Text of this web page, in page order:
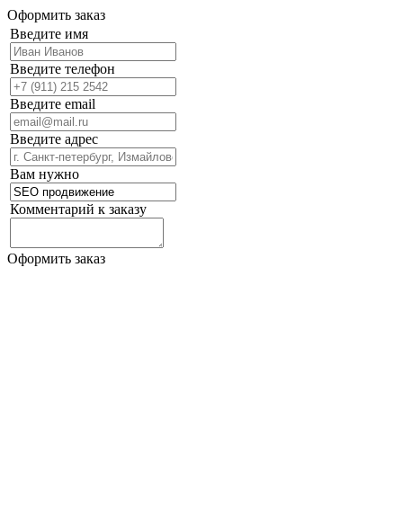
Оформить заказ
Введите имя
Введите телефон
Введите email
Введите адрес
Вам нужно
Комментарий к заказу
Оформить заказ